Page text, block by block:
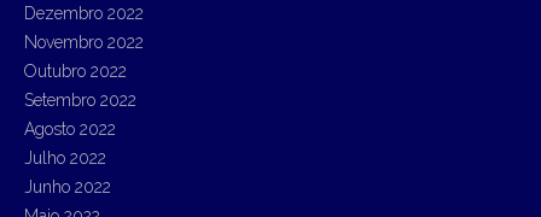
Dezembro 2022
Novembro 2022
Outubro 2022
Setembro 2022
Agosto 2022
Julho 2022
Junho 2022